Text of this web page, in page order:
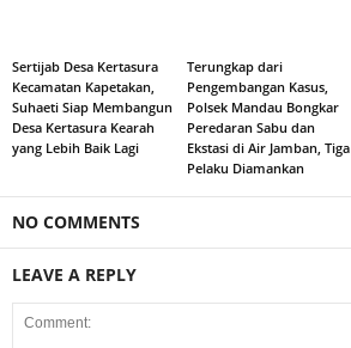
Sertijab Desa Kertasura
Kecamatan Kapetakan,
Suhaeti Siap Membangun
Desa Kertasura Kearah
yang Lebih Baik Lagi
Terungkap dari
Pengembangan Kasus,
Polsek Mandau Bongkar
Peredaran Sabu dan
Ekstasi di Air Jamban, Tiga
Pelaku Diamankan
NO COMMENTS
LEAVE A REPLY